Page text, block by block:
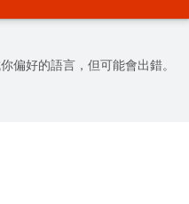
偏好的語言，但可能會出錯。